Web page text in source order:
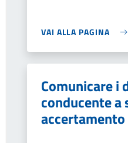
VAI ALLA PAGINA
Comunicare i
conducente a